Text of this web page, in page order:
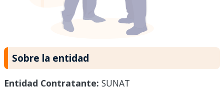
Sobre la entidad
Entidad Contratante: SUNAT